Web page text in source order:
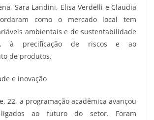
Sara Landini, Elisa Verdelli e Claudia
como o mercado local tem
ambientais e de sustentabilidade
à precificação de riscos e ao
de produtos.
e inovação
22, a programação acadêmica avançou
ao futuro do setor. Foram